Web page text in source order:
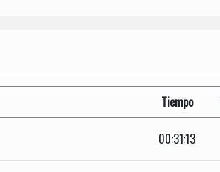
Tiempo
00:31:13